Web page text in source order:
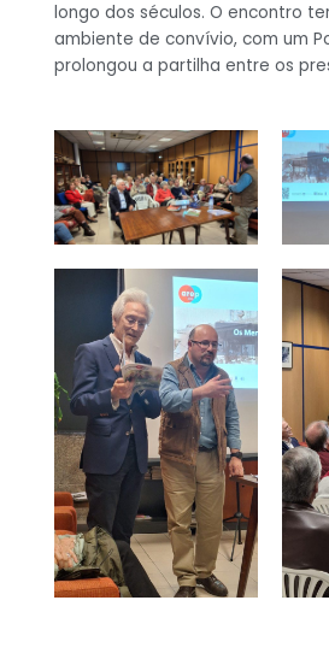
longo dos séculos. O encontro
ambiente de convívio, com um
prolongou a partilha entre os